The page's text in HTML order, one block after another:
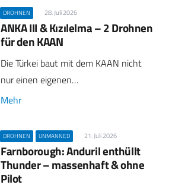
DROHNEN 28. Juli 2026
ANKA III & Kızılelma – 2 Drohnen
für den KAAN
Die Türkei baut mit dem KAAN nicht
nur einen eigenen…
Mehr
DROHNEN UNMANNED 21. Juli 2026
Farnborough: Anduril enthüllt
Thunder – massenhaft & ohne
Pilot